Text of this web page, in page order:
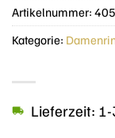
Lieferzeit:
Artikelnummer:
Kategorie: